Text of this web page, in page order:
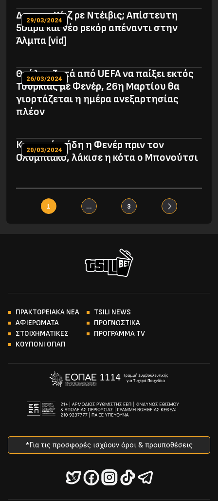
Δεν μας Χέιζ ρε Ντέιβις; Απίστευτη
50αρα και νέο ρεκόρ απέναντι στην
Άλμπα [vid]
29/03/2024
Θρύλος ζητά από UEFA να παίξει εκτός
Τουρκίας με Φενέρ, 26η Μαρτίου θα
γιορτάζεται η ημέρα ανεξαρτησίας
πλέον
26/03/2024
Καταρρέει ήδη η Φενέρ πριν τον
Ολυμπιακό, λάκισε η κότα ο Μπονούτσι
20/03/2024
1 … 3
ΠΡΑΚΤΟΡΕΙΑΚΑ ΝΕΑ
TSILI NEWS
ΑΦΙΕΡΩΜΑΤΑ
ΠΡΟΓΝΩΣΤΙΚΑ
ΣΤΟΙΧΗΜΑΤΙΚΕΣ
ΠΡΟΓΡΑΜΜΑ TV
ΚΟΥΠΟΝΙ ΟΠΑΠ
*Για τις προσφορές ισχύουν όροι & προυποθέσεις